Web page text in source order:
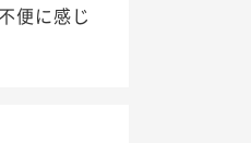
便に感じ